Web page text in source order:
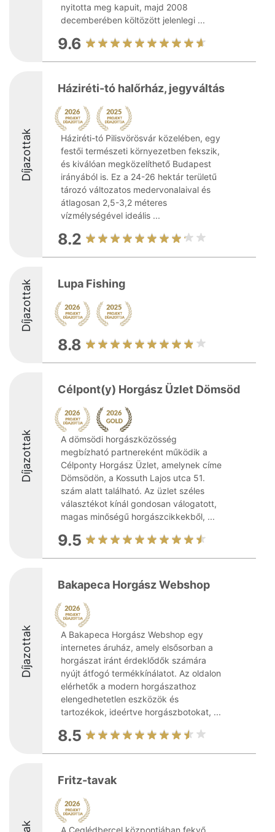
nyitotta meg kapuit, majd 2008
decemberében költözött jelenlegi ...
9.6
Díjazottak
Háziréti-tó halőrház, jegyváltás
Háziréti-tó Pilisvörösvár közelében, egy
festői természeti környezetben fekszik,
és kiválóan megközelíthető Budapest
irányából is. Ez a 24-26 hektár területű
tározó változatos medervonalaival és
átlagosan 2,5-3,2 méteres
vízmélységével ideális ...
8.2
Díjazottak Lupa Fishing
8.8
Díjazottak
Célpont(y) Horgász Üzlet Dömsöd
A dömsödi horgászközösség
megbízható partnereként működik a
Célponty Horgász Üzlet, amelynek címe
Dömsödön, a Kossuth Lajos utca 51.
szám alatt található. Az üzlet széles
választékot kínál gondosan válogatott,
magas minőségű horgászcikkekből, ...
9.5
Díjazottak
Bakapeca Horgász Webshop
A Bakapeca Horgász Webshop egy
internetes áruház, amely elsősorban a
horgászat iránt érdeklődők számára
nyújt átfogó termékkínálatot. Az oldalon
elérhetők a modern horgászathoz
elengedhetetlen eszközök és
tartozékok, ideértve horgászbotokat, ...
8.5
Fritz-tavak
A Ceglédbercel központjában fekvő